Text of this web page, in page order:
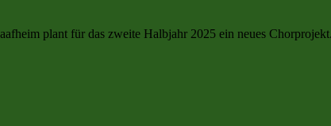
plant für das zweite Halbjahr 2025 ein neues